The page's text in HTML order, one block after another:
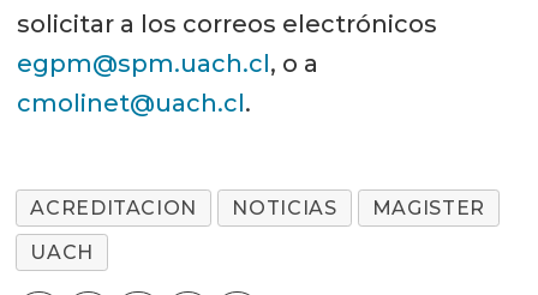
solicitar a los correos electrónicos
egpm@spm.uach.cl, o a
cmolinet@uach.cl.
ACREDITACION NOTICIAS
MAGISTER
UACH